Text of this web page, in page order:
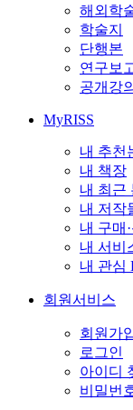
해외학
학술지
단행본
연구보
공개강의
MyRISS
내 추천
내 책장
내 최근
내 저작
내 구매
내 서비
내 관심
회원서비스
회원가
로그인
아이디
비밀번